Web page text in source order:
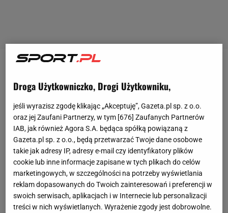
kończy, wmarcuAzzurri przegrali po rzutach
karnych w
finale baraży z Bośnią i Hercegowiną, w
konsekwencji czterokrotnimistrzowie świata
opuszczą trzecimundialz rzędu. Od razu po
kompromitującej porażce pożegnano się zGennaro
Gattuso, zastąpił go Silvio Baldini, ale od samego
początku był traktowany tylko jako opcja
tymczasowa.
Droga Użytkowniczko, Drogi Użytkowniku,
jeśli wyrazisz zgodę klikając „Akceptuję”, Gazeta.pl sp. z o.o.
oraz jej Zaufani Partnerzy, w tym [676] Zaufanych Partnerów
IAB, jak również Agora S.A. będąca spółką powiązaną z
Gazeta.pl sp. z o.o., będą przetwarzać Twoje dane osobowe
takie jak adresy IP, adresy e-mail czy identyfikatory plików
cookie lub inne informacje zapisane w tych plikach do celów
marketingowych, w szczególności na potrzeby wyświetlania
reklam dopasowanych do Twoich zainteresowań i preferencji w
swoich serwisach, aplikacjach i w Internecie lub personalizacji
treści w nich wyświetlanych. Wyrażenie zgody jest dobrowolne.